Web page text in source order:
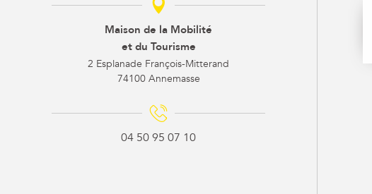
Maison de la Mobilité
et du Tourisme
2 Esplanade François-Mitterand
74100 Annemasse
04 50 95 07 10